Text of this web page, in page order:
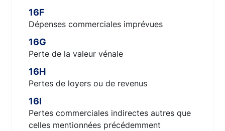
16F
Dépenses commerciales imprévues
16G
Perte de la valeur vénale
16H
Pertes de loyers ou de revenus
16I
Pertes commerciales indirectes autres que
celles mentionnées précédemment